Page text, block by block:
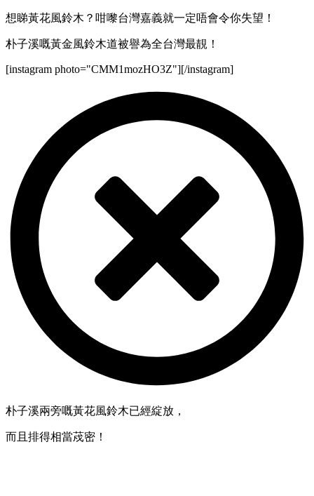
想睇黃花風鈴木？咁嚟台灣嘉義就一定唔會令你失望！
朴子溪嘅黃金風鈴木道被譽為全台灣最靚！
[instagram photo="CMM1mozHO3Z"][/instagram]
朴子溪兩旁嘅黃花風鈴木已經綻放，
而且排得相當荗密！